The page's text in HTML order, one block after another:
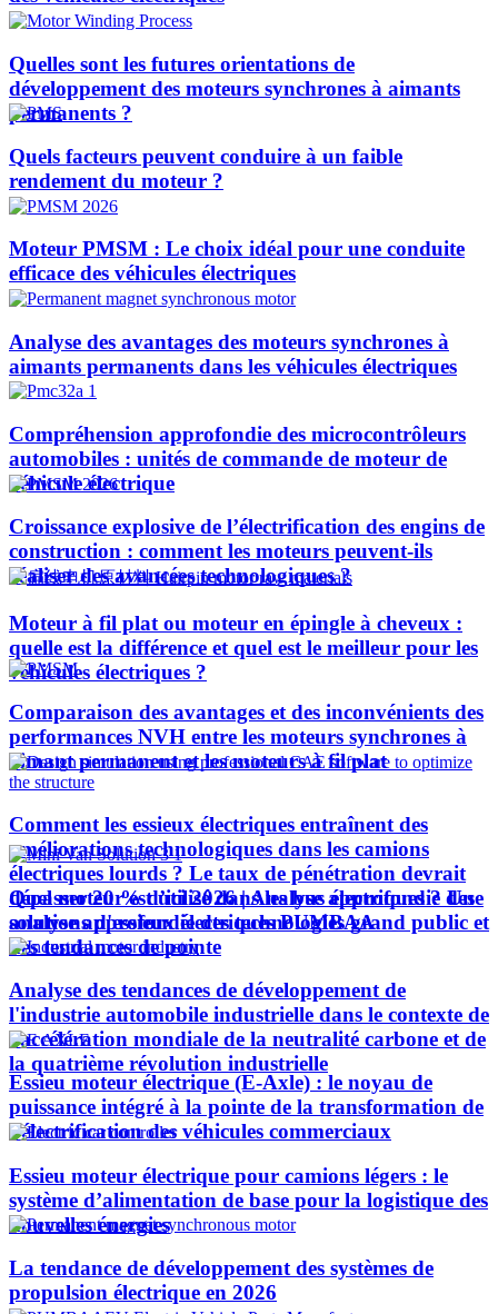
Quelles sont les futures orientations de
développement des moteurs synchrones à aimants
permanents ?
Quels facteurs peuvent conduire à un faible
rendement du moteur ?
Moteur PMSM : Le choix idéal pour une conduite
efficace des véhicules électriques
Analyse des avantages des moteurs synchrones à
aimants permanents dans les véhicules électriques
Compréhension approfondie des microcontrôleurs
automobiles : unités de commande de moteur de
véhicule électrique
Croissance explosive de l’électrification des engins de
construction : comment les moteurs peuvent-ils
réaliser des avancées technologiques ?​
Moteur à fil plat ou moteur en épingle à cheveux :
quelle est la différence et quel est le meilleur pour les
véhicules électriques ?
Comparaison des avantages et des inconvénients des
performances NVH entre les moteurs synchrones à
aimant permanent et les moteurs à fil plat
Comment les essieux électriques entraînent des
améliorations technologiques dans les camions
électriques lourds ? Le taux de pénétration devrait
dépasser 20 % d’ici 2026 | Analyse approfondie des
solutions d'essieux électriques PUMBAA
Quel moteur est utilisé dans les bus électriques ? Une
analyse approfondie des technologies grand public et
des tendances de pointe
Analyse des tendances de développement de
l'industrie automobile industrielle dans le contexte de
l'accélération mondiale de la neutralité carbone et de
la quatrième révolution industrielle
Essieu moteur électrique (E-Axle) : le noyau de
puissance intégré à la pointe de la transformation de
l’électrification des véhicules commerciaux
Essieu moteur électrique pour camions légers : le
système d’alimentation de base pour la logistique des
nouvelles énergies
La tendance de développement des systèmes de
propulsion électrique en 2026